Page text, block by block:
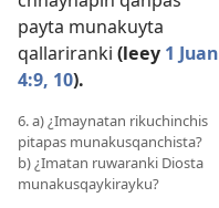
payta munakuyta
qallariranki (leey 1 Juan
4:9, 10).
6. a) ¿Imaynatan rikuchinchis
pitapas munakusqanchista?
b) ¿Imatan ruwaranki Diosta
munakusqaykirayku?